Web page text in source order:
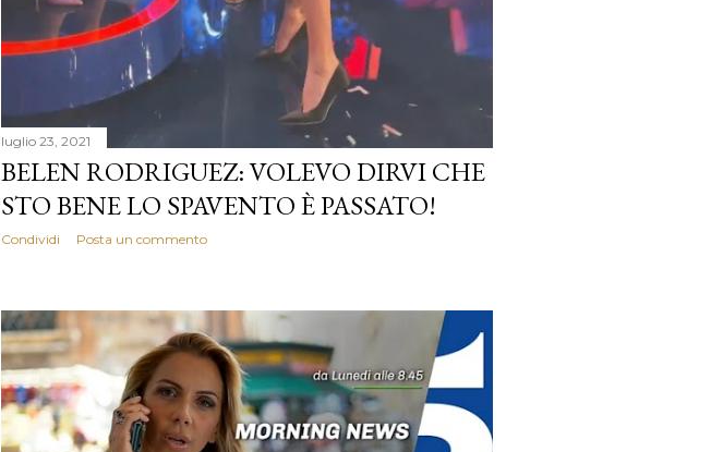
luglio 23, 2021
BELEN RODRIGUEZ: VOLEVO DIRVI CHE
STO BENE LO SPAVENTO È PASSATO!
Condividi Posta un commento